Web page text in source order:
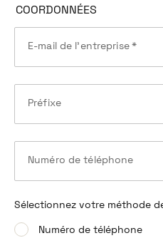
COORDONNÉES
E-mail de l'entreprise*
Préfixe
Numéro de téléphone
Sélectionnez votre méthode
Numéro de téléphone